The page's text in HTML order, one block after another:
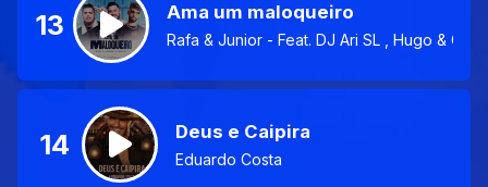
13 Ama um maloqueiro
Rafa & Junior - Feat. DJ Ari SL , Hugo &
14 Deus e Caipira
Eduardo Costa